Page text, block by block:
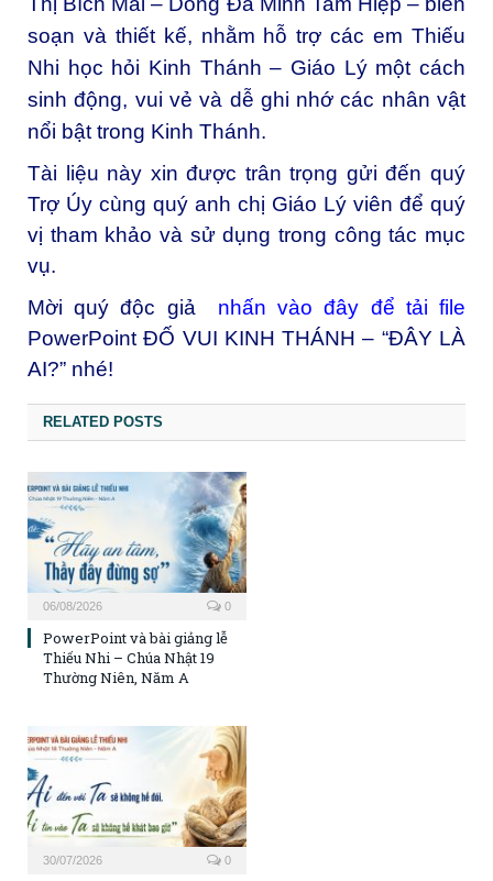
soạn và thiết kế, nhằm hỗ trợ các em Thiếu
Nhi học hỏi Kinh Thánh – Giáo Lý một cách
sinh động, vui vẻ và dễ ghi nhớ các nhân vật
nổi bật trong Kinh Thánh.
Tài liệu này xin được trân trọng gửi đến quý
Trợ Úy cùng quý anh chị Giáo Lý viên để quý
vị tham khảo và sử dụng trong công tác mục
vụ.
Mời quý độc giả
nhấn vào đây để tải file
PowerPoint ĐỐ VUI KINH THÁNH – “ĐÂY LÀ
AI?” nhé!
RELATED POSTS
06/08/2026 0
PowerPoint và bài giảng lễ
Thiếu Nhi – Chúa Nhật 19
Thường Niên, Năm A
30/07/2026 0